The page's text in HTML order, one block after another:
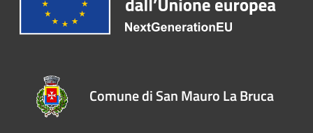
Comune di San Mauro La Bruca